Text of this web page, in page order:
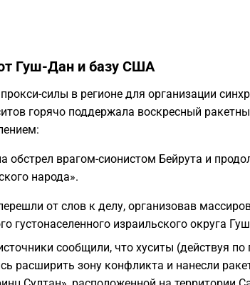
Гуш-Дан и базу США
силы в регионе для организации
горячо поддержала воскресный
обстрел врагом-сионистом Бейрута и
народа».
от слов к делу, организовав
густонаселенного израильского округа
сообщили, что хуситы (действуя
расширить зону конфликта и нанесли